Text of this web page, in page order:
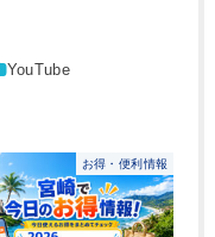
お得・便利情報